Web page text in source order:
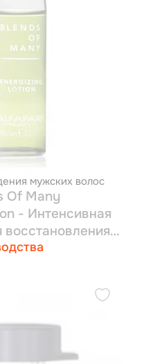
мужских волос
Of Many
- Интенсивная
восстановления
12*10 мл